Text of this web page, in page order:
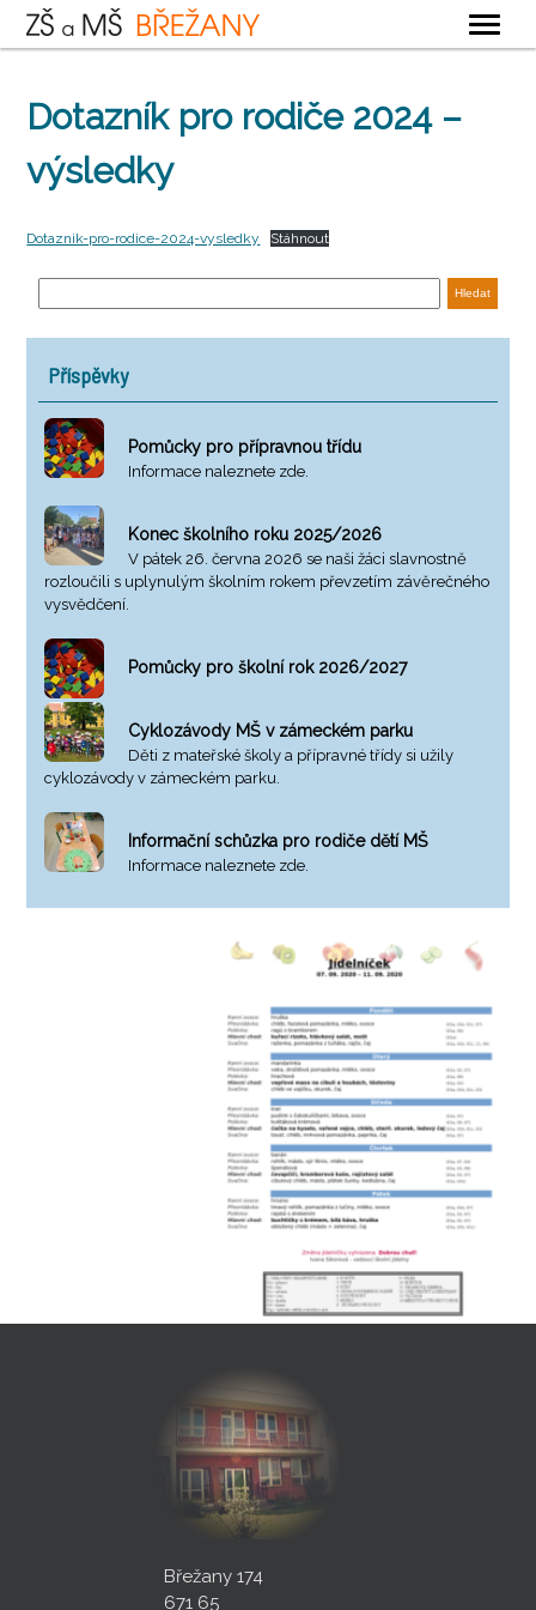
ZÁKLADNÍ ŠKOLA
KONTAKTY
Dotazník pro rodiče 2024 –
výsledky
Dotaznik-pro-rodice-2024-vysledky Stáhnout
Příspěvky
Pomůcky pro přípravnou třídu
Informace naleznete zde.
Konec školního roku 2025/2026
V pátek 26. června 2026 se naši žáci slavnostně
rozloučili s uplynulým školním rokem převzetím závěrečného
vysvědčení.
Pomůcky pro školní rok 2026/2027
Cyklozávody MŠ v zámeckém parku
Děti z mateřské školy a přípravné třídy si užily
cyklozávody v zámeckém parku.
Informační schůzka pro rodiče dětí MŠ
Informace naleznete zde.
Břežany 174
671 65